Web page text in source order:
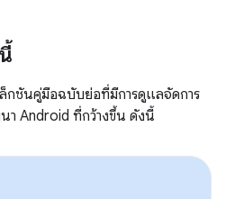
ชันคู่มือฉบับย่อที่มีการดูแลจัดการ
า Android ที่กว้างขึ้น ดังนี้